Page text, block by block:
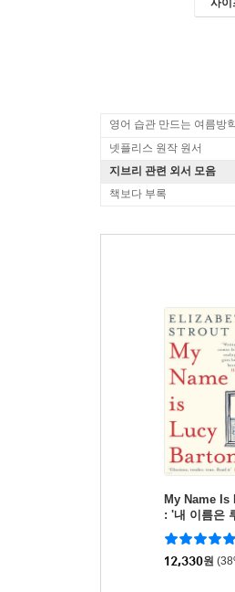
영어 습관 만드는 여름방
넷플리스 원작 원서
지브리 관련 외서 모음
책보다 부록
My Name
: '내 이름은
서
12,330원